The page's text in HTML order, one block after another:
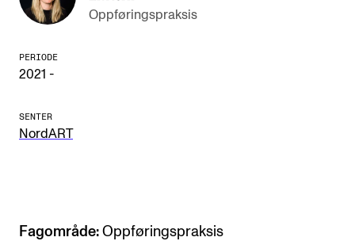
IN.TUNE
AKTUELT
Nyheter og historier
INFO
Oppføringspraksis
PERIODE
2021 -
SENTER
NordART
Fagområde: Oppføringspraksis